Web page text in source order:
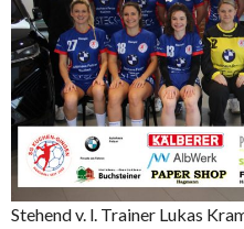
Stehend v. l. Trainer Lukas